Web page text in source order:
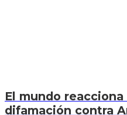
El mundo
difamación contra